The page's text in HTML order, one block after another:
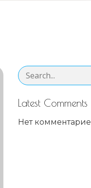
Latest Comments
Нет